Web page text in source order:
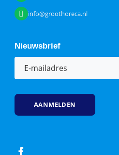
info@groothoreca.nl
Nieuwsbrief
E-
mailadres(Vereist)